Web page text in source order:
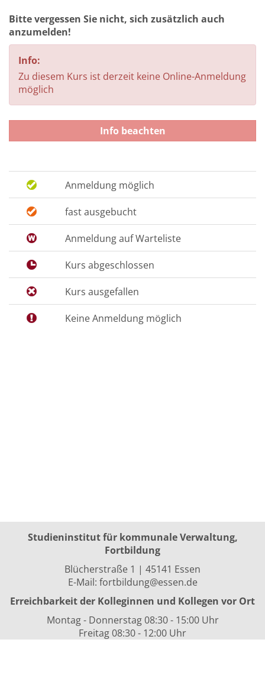
Bitte vergessen Sie nicht, sich zusätzlich auch
anzumelden!
Info:
Zu diesem Kurs ist derzeit keine Online-Anmeldung
möglich
Info beachten
Anmeldung möglich
fast ausgebucht
Anmeldung auf Warteliste
Kurs abgeschlossen
Kurs ausgefallen
Keine Anmeldung möglich
Studieninstitut für kommunale Verwaltung,
Fortbildung
Blücherstraße 1 | 45141 Essen
E-Mail: fortbildung@essen.de
Erreichbarkeit der Kolleginnen und Kollegen vor Ort
Montag - Donnerstag 08:30 - 15:00 Uhr
Freitag 08:30 - 12:00 Uhr